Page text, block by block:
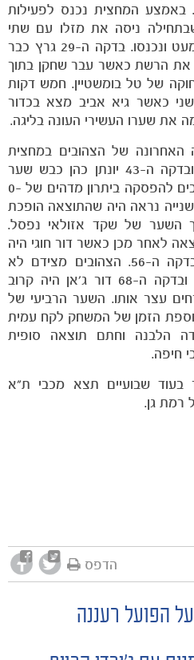
המחצית נכנס לפעילות
ניסה את מזלו עם שתי
בעיטות מסוכנות מרחוק שכמעט ונכנסו. בדקה ה-29 גרץ כבר
את הרשת כאשר עבר שחקן בתוך
של טל בומשטיין. חמש דקות
כאשר גיא אביב מצא בכדור
את שערו העשירי העונה בליגה.
האחרונה של הצהובים במחצית
הראשונה עדיין לא נאמרה ובדקה ה-43 יונתן כהן כבש שער
שלישי רצוף והוריד את הצהובים להפסקה ביתרון מדהים של 0-
נראה היה שהתוצאה הופכת
השער של שקד אזולאי נפסל.
לאחר מכן כאשר דור חוגי היה
הקרוב ביותר לעשות זאת בדקה ה-56. הצהובים מצידם לא
ויתרו על הניסיון לכבוש עוד ובדקה ה-68 דור ג'אן היה קרוב
עצר אותו. השער הרביעי של
הזמן של המשחק לקח עמית
הלבנה וחתם תוצאה סופית
בעוד שבועיים תצא מכבי ת"א
רמת גן.
הדפס